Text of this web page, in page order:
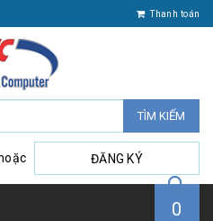
Thanh toán
TÌM KIẾM
hoặc ĐĂNG KÝ
0